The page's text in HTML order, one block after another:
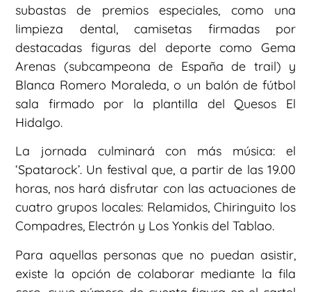
subastas de premios especiales, como una
limpieza dental, camisetas firmadas por
destacadas figuras del deporte como Gema
Arenas (subcampeona de España de trail) y
Blanca Romero Moraleda, o un balón de fútbol
sala firmado por la plantilla del Quesos El
Hidalgo.
La jornada culminará con más música: el
‘Spatarock’. Un festival que, a partir de las 19.00
horas, nos hará disfrutar con las actuaciones de
cuatro grupos locales: Relamidos, Chiringuito los
Compadres, Electrón y Los Yonkis del Tablao.
Para aquellas personas que no puedan asistir,
existe la opción de colaborar mediante la fila